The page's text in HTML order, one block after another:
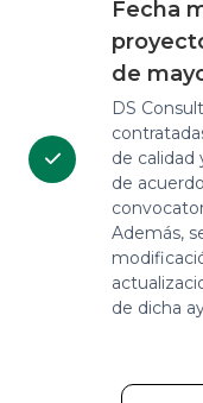
Fecha
de
DS
de calidad
de
Además,
de dicha